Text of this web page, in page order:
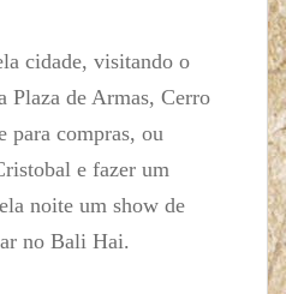
cidade, visitando o
Plaza de Armas, Cerro
para compras, ou
e fazer um
noite um show de
no Bali Hai.